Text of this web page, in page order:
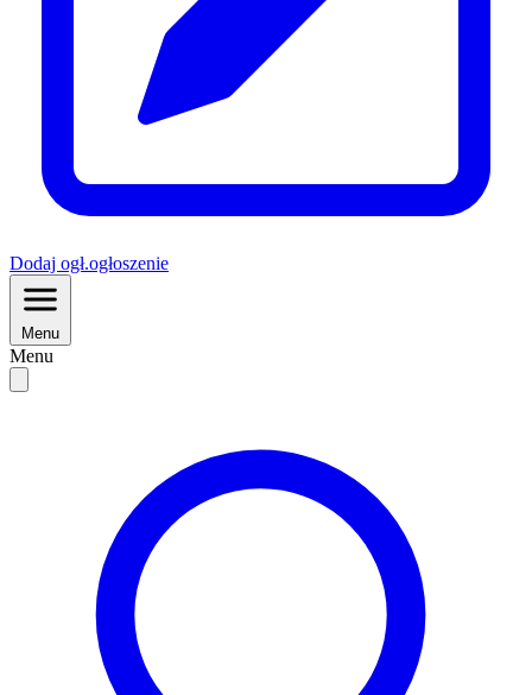
Dodaj ogł.ogłoszenie
Menu
Menu